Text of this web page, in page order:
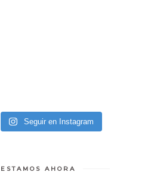
Seguir en Instagram
AHORA